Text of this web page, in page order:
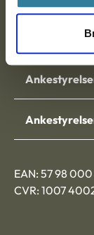
Nytorv 7, 2. sal
EAN: 57 98 000
CVR: 1007